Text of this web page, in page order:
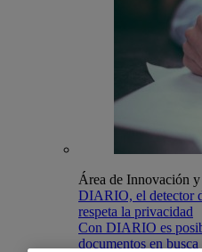
Área de Innovación
DIARIO, el detector
respeta la privacidad
Con DIARIO es
documentos en